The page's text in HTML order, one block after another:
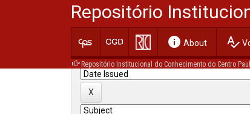
Repositório
info About spellcheck
Repositório Institucional do Conhecimento do Centro
Current filters: